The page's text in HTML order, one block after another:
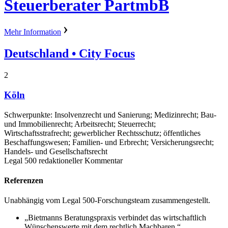
Steuerberater PartmbB
Mehr Information
Deutschland • City Focus
2
Köln
Schwerpunkte: Insolvenzrecht und Sanierung; Medizinrecht; Bau-
und Immobilienrecht; Arbeitsrecht; Steuerrecht;
Wirtschaftsstrafrecht; gewerblicher Rechtsschutz; öffentliches
Beschaffungswesen; Familien- und Erbrecht; Versicherungsrecht;
Handels- und Gesellschaftsrecht
Legal 500 redaktioneller Kommentar
Referenzen
Unabhängig vom Legal 500-Forschungsteam zusammengestellt.
„Bietmanns Beratungspraxis verbindet das wirtschaftlich